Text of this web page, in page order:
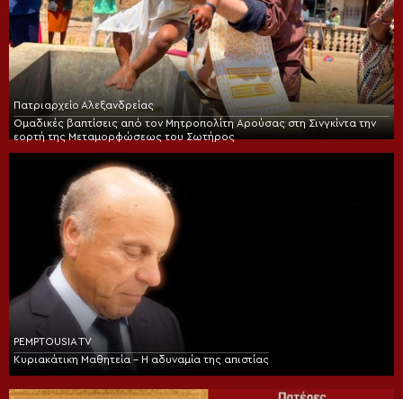
Πατριαρχείο Αλεξανδρείας
Ομαδικές βαπτίσεις από τον Μητροπολίτη Αρούσας στη Σινγκίντα την
εορτή της Μεταμορφώσεως του Σωτήρος
PEMPTOUSIA TV
Κυριακάτικη Μαθητεία – Η αδυναμία της απιστίας